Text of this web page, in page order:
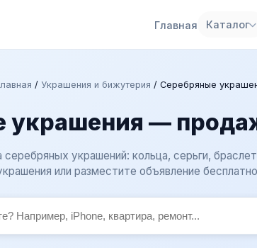
Главная Каталог
/ Украшения и бижутерия / Серебряные
украшения —
украшений: кольца, серьги,
или разместите объявление